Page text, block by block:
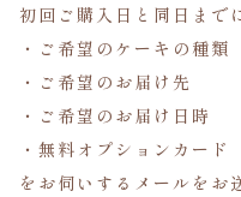
初回ご購入日と同日まで
・ご希望のケーキの種類
・ご希望のお届け先
・ご希望のお届け日時
・無料オプションカード
をお伺いするメールをお